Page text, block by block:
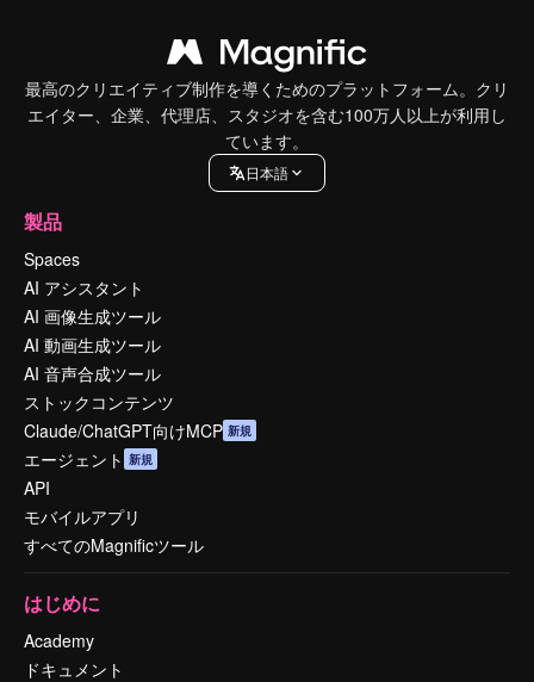
最高のクリエイティブ制作を導くためのプラットフォーム。クリ
エイター、企業、代理店、スタジオを含む100万人以上が利用し
ています。
日本語
製品
Spaces
AI アシスタント
AI 画像生成ツール
AI 動画生成ツール
AI 音声合成ツール
ストックコンテンツ
Claude/ChatGPT向けMCP 新規
エージェント 新規
API
モバイルアプリ
すべてのMagnificツール
はじめに
Academy
ドキュメント